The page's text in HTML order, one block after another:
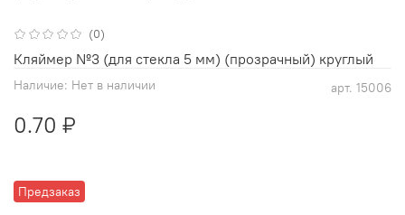
(0)
арт. 15006
Наличие: Нет в наличии
Предзаказ
0.70 ₽
Кляймер №3 (для стекла 5 мм) (прозрачный) круглый